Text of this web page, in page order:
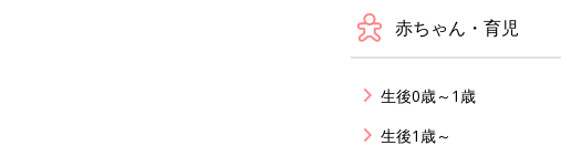
赤ちゃん・育児
生後0歳～1歳
生後1歳～